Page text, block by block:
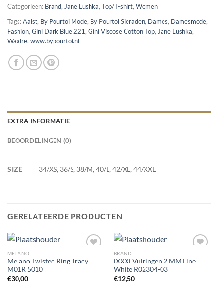
Categorieën: Brand, Jane Lushka, Top/T-shirt, Women
Tags:Aalst, By Pourtoi Mode, By Pourtoi Sieraden, Dames, Damesmode,
Fashion, Gini Dark Blue 221, Gini Viscose Cotton Top, Jane Lushka,
Waalre, www.bypourtoi.nl
EXTRA INFORMATIE
BEOORDELINGEN (0)
SIZE 34/XS, 36/S, 38/M, 40/L, 42/XL, 44/XXL
GERELATEERDE PRODUCTEN
MELANO
Melano Twisted Ring Tracy
M01R 5010
€30,00
BRAND
iXXXi Vulringen 2 MM Line
White R02304-03
€12,50